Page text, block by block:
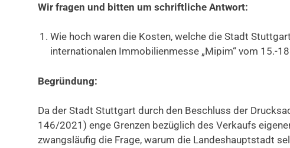
Wir fragen und bitten um schriftliche Antwort:
Wie hoch waren die Kosten, welche die Stadt
internationalen Immobilienmesse „Mipim“ vom 15.-
Begründung:
Da der Stadt Stuttgart durch den Beschluss der
146/2021) enge Grenzen bezüglich des Verkaufs
zwangsläufig die Frage, warum die Landeshauptstadt